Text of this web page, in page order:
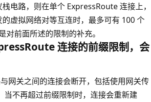
电路，则在单个 ExpressRoute 连接上，
虚拟网络对等互连时，最多可有 100 个
对前面所述的限制的补充。
连接的前缀限制，会
网关之间的连接会断开，包括使用网关传
当不再超过前缀限制时，连接会重新建